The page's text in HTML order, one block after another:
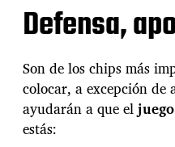
Defensa,
Son de los chips más
colocar, a excepción de
ayudarán a que el
estás: